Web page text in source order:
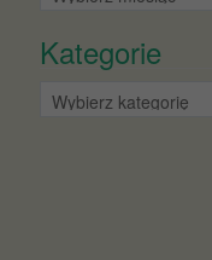
Kategorie
Kategorie